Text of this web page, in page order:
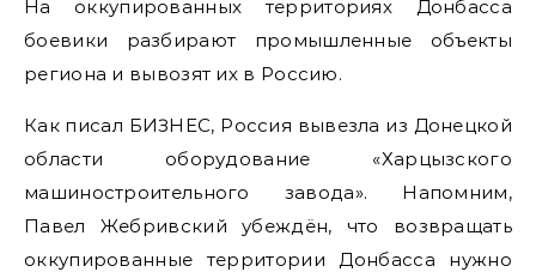
На оккупированных территориях Донбасса
боевики разбирают промышленные объекты
региона и вывозят их в Россию.
Как писал БИЗНЕС, Россия вывезла из Донецкой
области оборудование «Харцызского
машиностроительного завода». Напомним,
Павел Жебривский убеждён, что возвращать
оккупированные территории Донбасса нужно